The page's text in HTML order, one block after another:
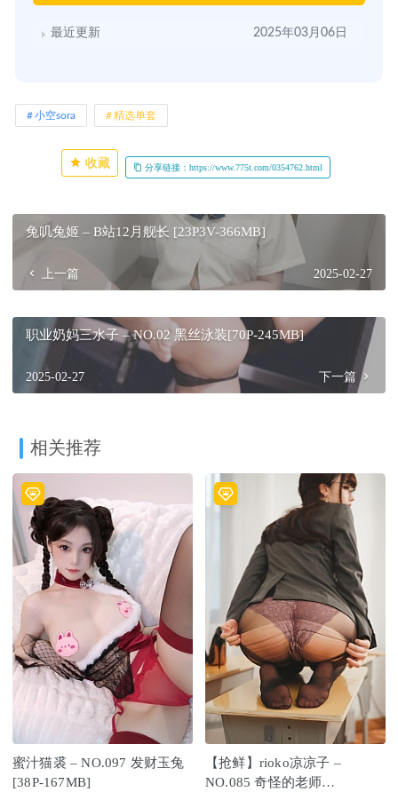
最近更新 2025年03月06日
小空sora 精选单套
收藏 分享链接：https://www.775t.com/0354762.html
兔叽兔姬 – B站12月舰长 [23P3V-366MB]
上一篇 2025-02-27
职业奶妈三水子 – NO.02 黑丝泳装[70P-245MB]
2025-02-27 下一篇
相关推荐
蜜汁猫裘 – NO.097 发财玉兔
[38P-167MB]
【抢鲜】rioko凉凉子 –
NO.085 奇怪的老师